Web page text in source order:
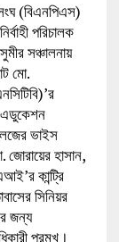
(বিএনপিএস)
পরিচালক
সঞ্চালনায়
মো.
এডুকেশন
ভাইস
জোরায়ের হাসান,
কান্ট্রি
সিনিয়র
জন্য
প্রমূখ।